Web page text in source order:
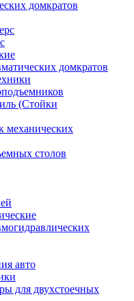
домкратов
домкратов
(Стойки
механических
столов
авто
для двухстоечных